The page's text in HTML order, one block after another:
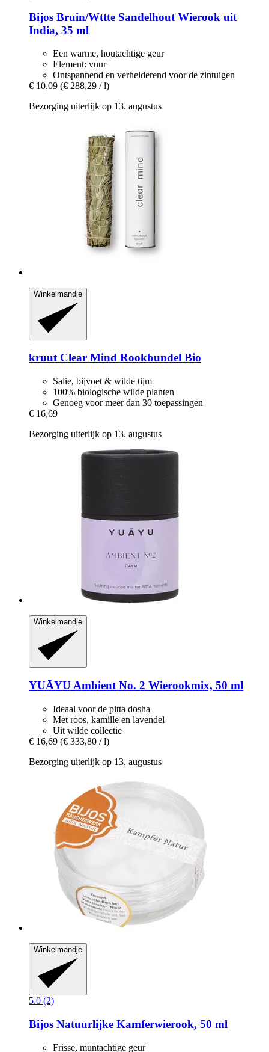
Bijos Bruin/Wttte Sandelhout Wierook uit
India, 35 ml
Een warme, houtachtige geur
Element: vuur
Ontspannend en verhelderend voor de zintuigen
€ 10,09 (€ 288,29 / l)
Bezorging uiterlijk op 13. augustus
Winkelmandje
kruutClear Mind Rookbundel Bio
Salie, bijvoet & wilde tijm
100% biologische wilde planten
Genoeg voor meer dan 30 toepassingen
€ 16,69
Bezorging uiterlijk op 13. augustus
Winkelmandje
YUĀYU Ambient No. 2 Wierookmix, 50 ml
Ideaal voor de pitta dosha
Met roos, kamille en lavendel
Uit wilde collectie
€ 16,69 (€ 333,80 / l)
Bezorging uiterlijk op 13. augustus
Winkelmandje
5.0 (2)
Bijos Natuurlijke Kamferwierook, 50 ml
Frisse, muntachtige geur